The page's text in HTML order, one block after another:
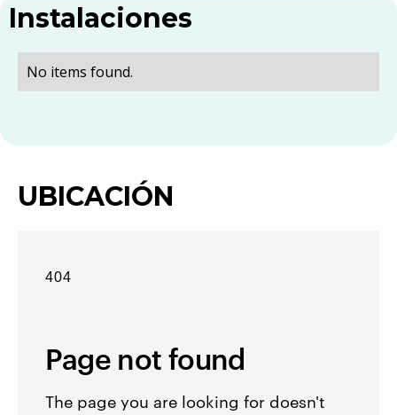
Instalaciones
No items found.
UBICACIÓN